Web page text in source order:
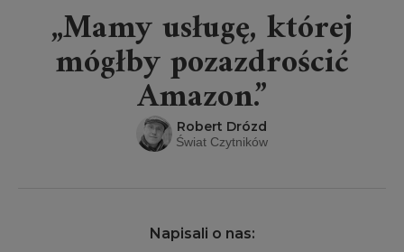
„Mamy usługę, której
mógłby pozazdrościć
Amazon.”
Robert Drózd
Świat Czytników
Napisali o nas: